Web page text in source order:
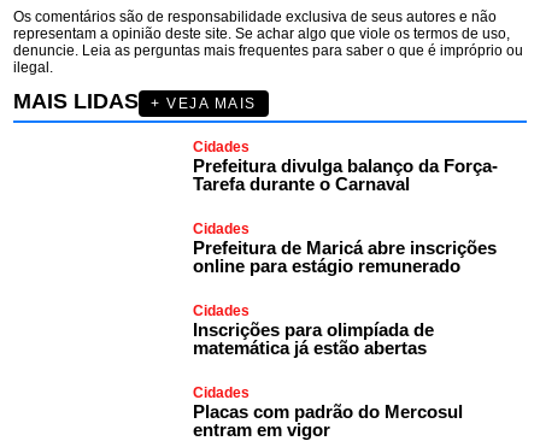
Os comentários são de responsabilidade exclusiva de seus autores e não
representam a opinião deste site. Se achar algo que viole os termos de uso,
denuncie. Leia as perguntas mais frequentes para saber o que é impróprio ou
ilegal.
MAIS LIDAS + VEJA MAIS
Cidades
Prefeitura divulga balanço da Força-
Tarefa durante o Carnaval
Cidades
Prefeitura de Maricá abre inscrições
online para estágio remunerado
Cidades
Inscrições para olimpíada de
matemática já estão abertas
Cidades
Placas com padrão do Mercosul
entram em vigor